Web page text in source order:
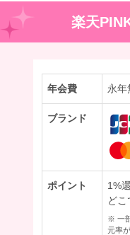
楽天
年会費 永年
ブランド
ポイント
1%
どこ
※ 一
元率